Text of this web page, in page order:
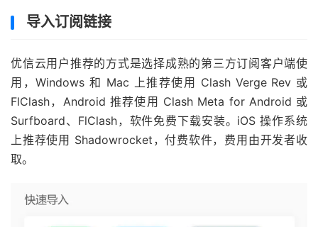
导入订阅链接
优信云用户推荐的方式是选择成熟的第三方订阅客户端使
用，Windows 和 Mac 上推荐使用 Clash Verge Rev 或
FlClash，Android 推荐使用 Clash Meta for Android 或
Surfboard、FlClash，软件免费下载安装。iOS 操作系统
上推荐使用 Shadowrocket，付费软件，费用由开发者收
取。